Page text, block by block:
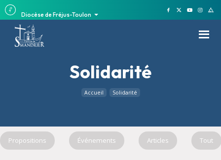
Diocèse de Fréjus-Toulon
Solidarité
Accueil Solidarité
Propositions Événements Articles Tout